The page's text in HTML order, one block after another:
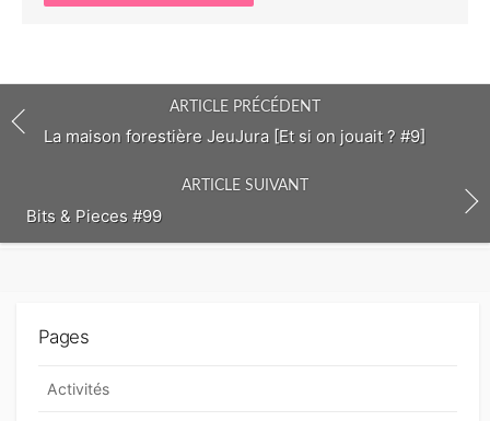
o
m
m
n
ARTICLE PRÉCÉDENT
La maison forestière JeuJura [Et si on jouait ? #9]
ARTICLE SUIVANT
Bits & Pieces #99
Pages
Activités